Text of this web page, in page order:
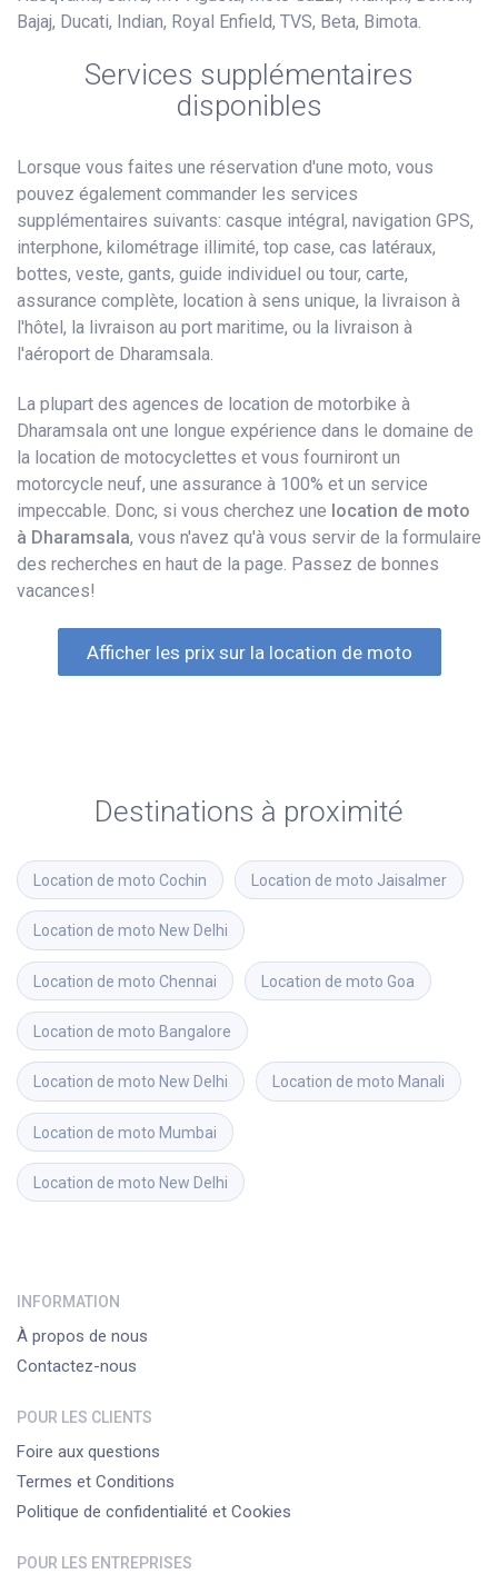
Bajaj, Ducati, Indian, Royal Enfield, TVS, Beta, Bimota.
Services supplémentaires
disponibles
Lorsque vous faites une réservation d'une moto, vous
pouvez également commander les services
supplémentaires suivants: casque intégral, navigation GPS,
interphone, kilométrage illimité, top case, cas latéraux,
bottes, veste, gants, guide individuel ou tour, carte,
assurance complète, location à sens unique, la livraison à
l'hôtel, la livraison au port maritime, ou la livraison à
l'aéroport de Dharamsala.
La plupart des agences de location de motorbike à
Dharamsala ont une longue expérience dans le domaine de
la location de motocyclettes et vous fourniront un
motorcycle neuf, une assurance à 100% et un service
impeccable. Donc, si vous cherchez une location de moto
à Dharamsala, vous n'avez qu'à vous servir de la formulaire
des recherches en haut de la page. Passez de bonnes
vacances!
Afficher les prix sur la location de moto
Destinations à proximité
Location de moto Cochin Location de moto Jaisalmer
Location de moto New Delhi
Location de moto Chennai Location de moto Goa
Location de moto Bangalore
Location de moto New Delhi Location de moto Manali
Location de moto Mumbai
Location de moto New Delhi
INFORMATION
À propos de nous
Contactez-nous
POUR LES CLIENTS
Foire aux questions
Termes et Conditions
Politique de confidentialité et Cookies
POUR LES ENTREPRISES